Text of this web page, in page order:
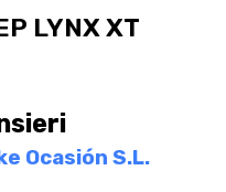
LYNX XT
Ocasión S.L.